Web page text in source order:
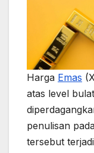
Harga Emas
atas level
penulisan
tersebut